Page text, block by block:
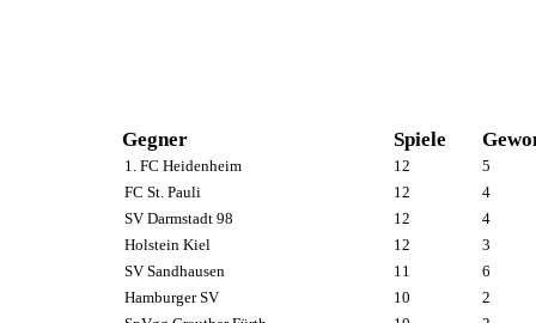
Gegner Spiele
1. FC Heidenheim 12
5
FC St. Pauli
12
4
SV Darmstadt 98
12
4
Holstein Kiel
12
3
SV Sandhausen
11
6
Hamburger SV
10
2